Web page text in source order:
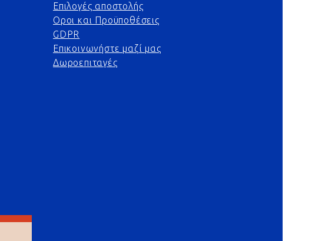
Επιλογές αποστολής
Οροι και Προϋποθέσεις
GDPR
Επικοινωνήστε μαζί μας
Δωροεπιταγές